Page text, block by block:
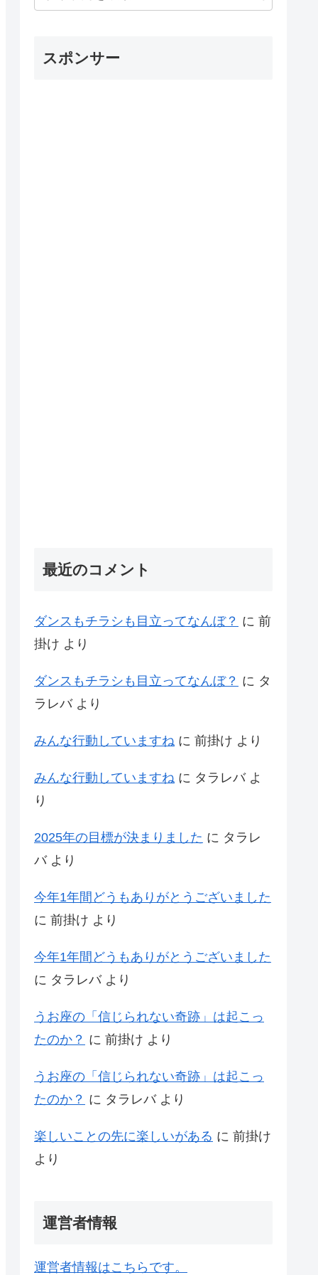
スポンサー
最近のコメント
ダンスもチラシも目立ってなんぼ？ に 前
掛け より
ダンスもチラシも目立ってなんぼ？ に タ
ラレバより
みんな行動していますね に 前掛け より
みんな行動していますね に タラレバよ
り
2025年の目標が決まりました に タラレ
バより
今年1年間どうもありがとうございました
に 前掛け より
今年1年間どうもありがとうございました
に タラレバより
うお座の「信じられない奇跡」は起こっ
たのか？ に 前掛け より
うお座の「信じられない奇跡」は起こっ
たのか？ に タラレバより
楽しいことの先に楽しいがある に 前掛け
より
運営者情報
運営者情報はこちらです。